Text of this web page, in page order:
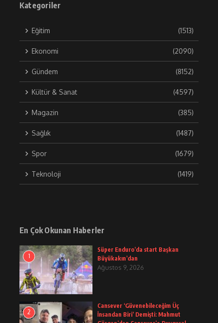
Kategoriler
Eğitim (1513)
Ekonomi (2090)
Gündem (8152)
Kültür & Sanat (4597)
Magazin (385)
Sağlık (1487)
Spor (1679)
Teknoloji (1419)
En Çok Okunan Haberler
1
Süper Enduro’da start Başkan
Büyükakın’dan
Ağustos 9, 2026
2
Cansever ‘Güvenebileceğim Üç
İnsandan Biri’ Demişti: Mahmut